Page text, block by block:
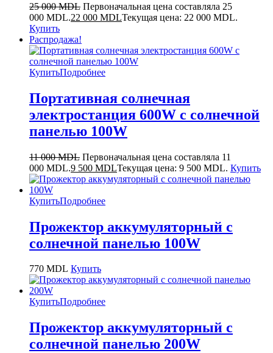
25 000MDL Первоначальная цена составляла 25
000 MDL.22 000 MDLТекущая цена: 22 000 MDL.
Купить
Распродажа!
КупитьПодробнее
Портативная солнечная
электростанция 600W с солнечной
панелью 100W
11 000MDL Первоначальная цена составляла 11
000 MDL.9 500 MDLТекущая цена: 9 500 MDL. Купить
КупитьПодробнее
Прожектор аккумуляторный с
солнечной панелью 100W
770 MDL Купить
КупитьПодробнее
Прожектор аккумуляторный с
солнечной панелью 200W